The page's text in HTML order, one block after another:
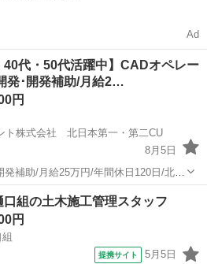
Ad
40代・50代活躍中】CADオペレー
発･開発補助/月給2…
円
ト株式会社 北日本第一・第二CU
8月5日
補助/月給25万円/年間休日120日/北広
ジェント
【雇用形態】正社員【人材紹介】
CADオペレーター
口組の土木施工管理スタッフ
円
提携サイト 5月5日